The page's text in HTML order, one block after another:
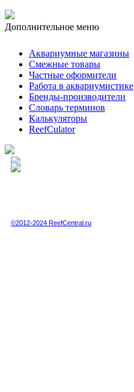
Дополнительное меню
Аквариумные магазины
Смежные товары
Частные оформители
Работа в аквариумистике
Бренды-производители
Словарь терминов
Калькуляторы
ReefCulator
©2012-2024 ReefCentral.ru